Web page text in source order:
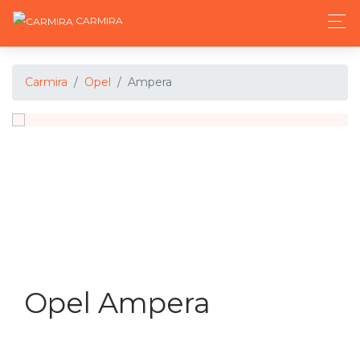
CARMIRA
Carmira Opel Ampera
Opel Ampera